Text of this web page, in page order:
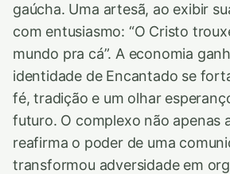
gaúcha. Uma artesã, ao exibir
com entusiasmo: “O Cristo
mundo pra cá”. A economia
identidade de Encantado se
fé, tradição e um olhar
futuro. O complexo não apenas
reafirma o poder de uma
transformou adversidade em